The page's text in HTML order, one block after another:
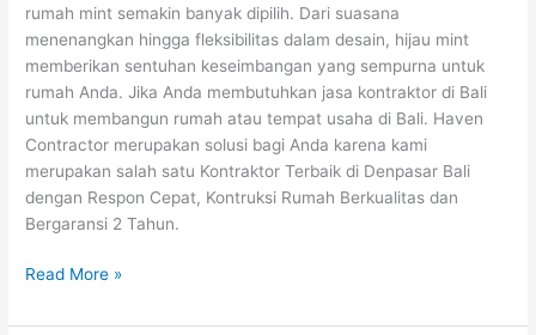
rumah mint semakin banyak dipilih. Dari suasana
menenangkan hingga fleksibilitas dalam desain, hijau mint
memberikan sentuhan keseimbangan yang sempurna untuk
rumah Anda. Jika Anda membutuhkan jasa kontraktor di Bali
untuk membangun rumah atau tempat usaha di Bali. Haven
Contractor merupakan solusi bagi Anda karena kami
merupakan salah satu Kontraktor Terbaik di Denpasar Bali
dengan Respon Cepat, Kontruksi Rumah Berkualitas dan
Bergaransi 2 Tahun.
Read More »